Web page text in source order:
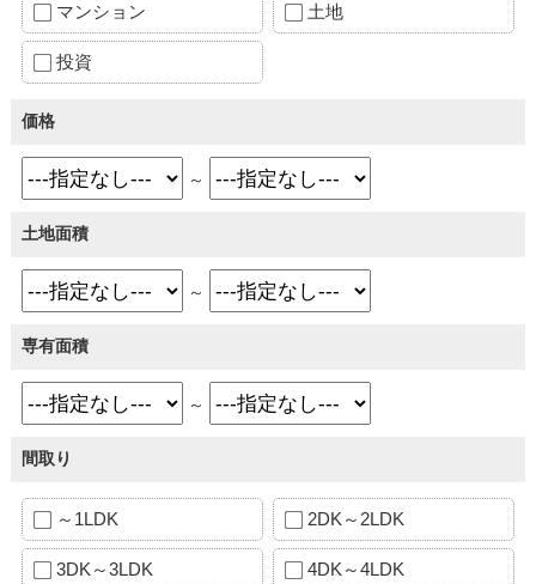
マンション 土地
投資
価格
～
土地面積
～
専有面積
～
間取り
～1LDK 2DK～2LDK
3DK～3LDK 4DK～4LDK